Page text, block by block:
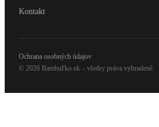
Kontakt
© 2026 Bambuľko.sk – všetky práva vyhradené.
Ochrana osobných údajov